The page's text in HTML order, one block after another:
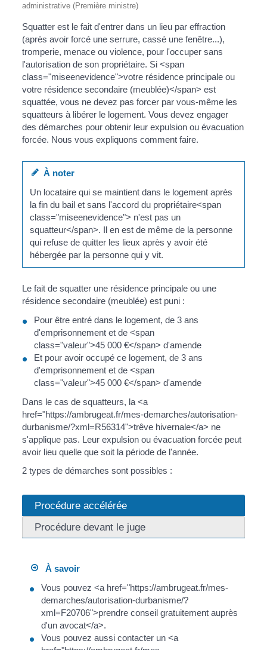
administrative (Première ministre)
Squatter est le fait d'entrer dans un lieu par effraction
(après avoir forcé une serrure, cassé une fenêtre...),
tromperie, menace ou violence, pour l'occuper sans
l'autorisation de son propriétaire. Si <span
class="miseenevidence">votre résidence principale ou
votre résidence secondaire (meublée)</span> est
squattée, vous ne devez pas forcer par vous-même les
squatteurs à libérer le logement. Vous devez engager
des démarches pour obtenir leur expulsion ou évacuation
forcée. Nous vous expliquons comment faire.
À noter
Un locataire qui se maintient dans le logement après
la fin du bail et sans l'accord du propriétaire<span
class="miseenevidence"> n'est pas un
squatteur</span>. Il en est de même de la personne
qui refuse de quitter les lieux après y avoir été
hébergée par la personne qui y vit.
Le fait de squatter une résidence principale ou une
résidence secondaire (meublée) est puni :
Pour être entré dans le logement, de 3 ans
d'emprisonnement et de <span
class="valeur">45 000 €</span> d'amende
Et pour avoir occupé ce logement, de 3 ans
d'emprisonnement et de <span
class="valeur">45 000 €</span> d'amende
Dans le cas de squatteurs, la <a
href="https://ambrugeat.fr/mes-demarches/autorisation-
durbanisme/?xml=R56314">trêve hivernale</a> ne
s'applique pas. Leur expulsion ou évacuation forcée peut
avoir lieu quelle que soit la période de l'année.
2 types de démarches sont possibles :
Procédure accélérée
Procédure devant le juge
À savoir
Vous pouvez <a href="https://ambrugeat.fr/mes-
demarches/autorisation-durbanisme/?
xml=F20706">prendre conseil gratuitement auprès
d'un avocat</a>.
Vous pouvez aussi contacter un <a